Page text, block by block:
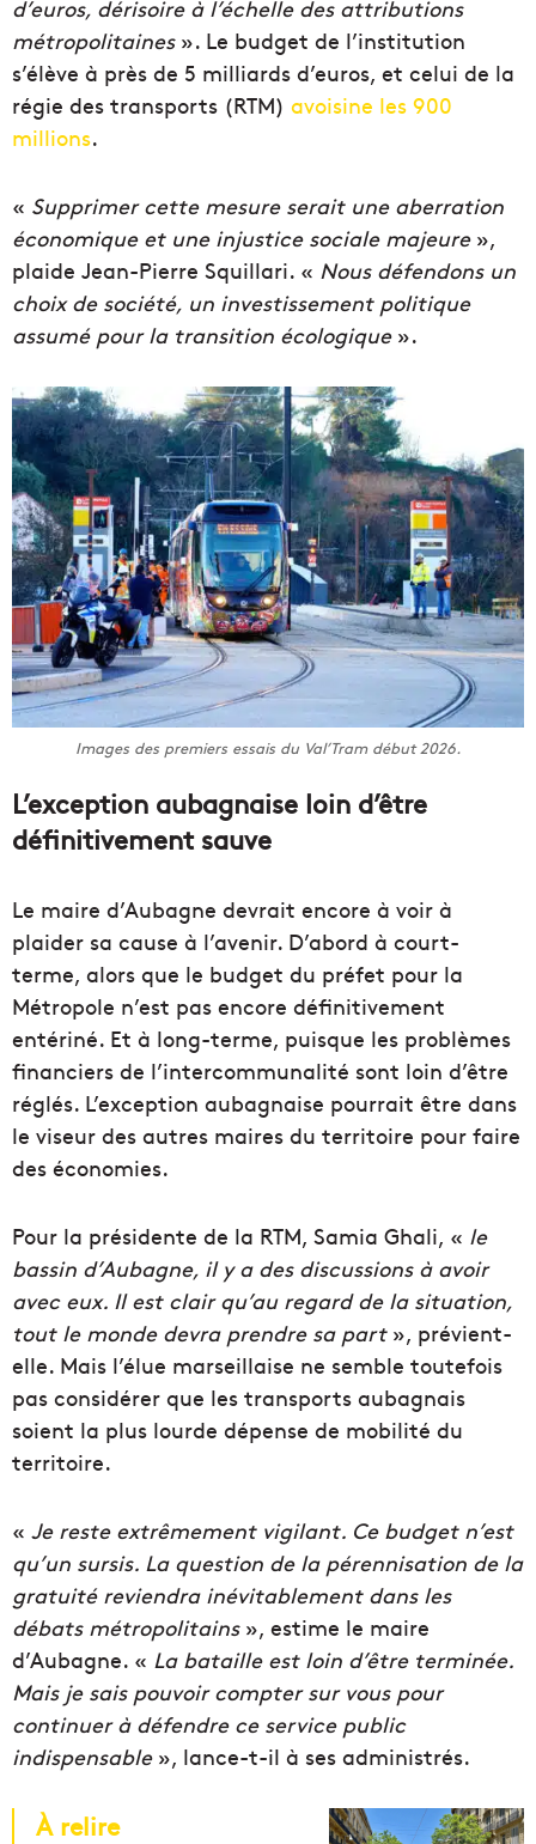
d’euros, dérisoire à l’échelle des attributions
métropolitaines». Le budget de l’institution
s’élève à près de 5 milliards d’euros, et celui de la
régie des transports (RTM) avoisine les 900
millions.
« Supprimer cette mesure serait une aberration
économique et une injustice sociale majeure»,
plaide Jean-Pierre Squillari. « Nous défendons un
choix de société, un investissement politique
assumé pour la transition écologique».
Images des premiers essais du Val’Tram début 2026.
L’exception aubagnaise loin d’être
définitivement sauve
Le maire d’Aubagne devrait encore à voir à
plaider sa cause à l’avenir. D’abord à court-
terme, alors que le budget du préfet pour la
Métropole n’est pas encore définitivement
entériné. Et à long-terme, puisque les problèmes
financiers de l’intercommunalité sont loin d’être
réglés. L’exception aubagnaise pourrait être dans
le viseur des autres maires du territoire pour faire
des économies.
Pour la présidente de la RTM, Samia Ghali, « le
bassin d’Aubagne, il y a des discussions à avoir
avec eux. Il est clair qu’au regard de la situation,
tout le monde devra prendre sa part», prévient-
elle. Mais l’élue marseillaise ne semble toutefois
pas considérer que les transports aubagnais
soient la plus lourde dépense de mobilité du
territoire.
« Je reste extrêmement vigilant. Ce budget n’est
qu’un sursis. La question de la pérennisation de la
gratuité reviendra inévitablement dans les
débats métropolitains», estime le maire
d’Aubagne. « La bataille est loin d’être terminée.
Mais je sais pouvoir compter sur vous pour
continuer à défendre ce service public
indispensable», lance-t-il à ses administrés.
À relire